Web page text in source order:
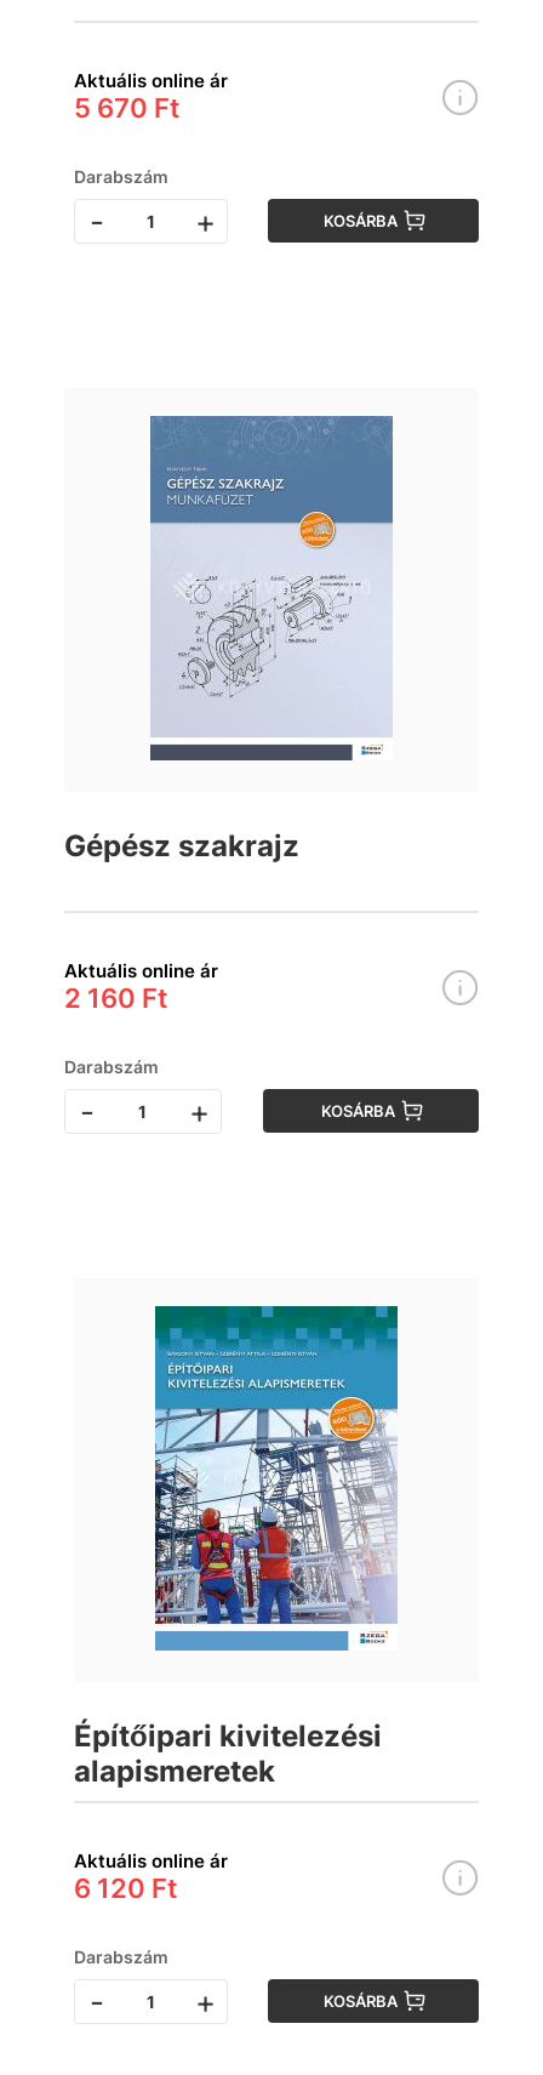
Aktuális online ár
5 670 Ft
Darabszám
- + KOSÁRBA
Gépész szakrajz
Aktuális online ár
2 160 Ft
Darabszám
- + KOSÁRBA
Építőipari kivitelezési
alapismeretek
Aktuális online ár
6 120 Ft
Darabszám
- + KOSÁRBA